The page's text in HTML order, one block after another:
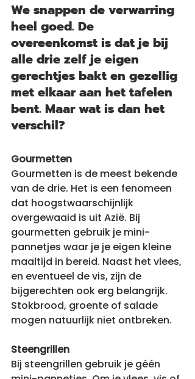
We snappen de verwarring
heel goed. De
overeenkomst is dat je bij
alle drie zelf je eigen
gerechtjes bakt en gezellig
met elkaar aan het tafelen
bent. Maar wat is dan het
verschil?
Gourmetten
Gourmetten is de meest bekende
van de drie. Het is een fenomeen
dat hoogstwaarschijnlijk
overgewaaid is uit Azië. Bij
gourmetten gebruik je mini-
pannetjes waar je je eigen kleine
maaltijd in bereid. Naast het vlees,
en eventueel de vis, zijn de
bijgerechten ook erg belangrijk.
Stokbrood, groente of salade
mogen natuurlijk niet ontbreken.
Steengrillen
Bij steengrillen gebruik je géén